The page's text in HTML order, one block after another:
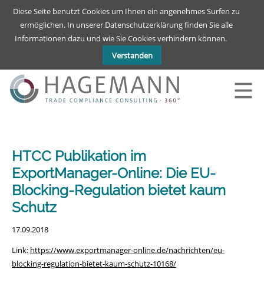
Deutsch English
HTCC Publikation im
ExportManager-Online: Die EU-
Blocking-Regulation bietet kaum
Schutz
17.09.2018
Link: https://www.exportmanager-online.de/nachrichten/eu-
blocking-regulation-bietet-kaum-schutz-10168/
Diese Seite benutzt Cookies um Ihnen ein angenehmes Surfen zu
ermöglichen. In unserer Datenschutzerklärung finden Sie alle
Informationen dazu und wie Sie Cookies verhindern können.
Verstanden